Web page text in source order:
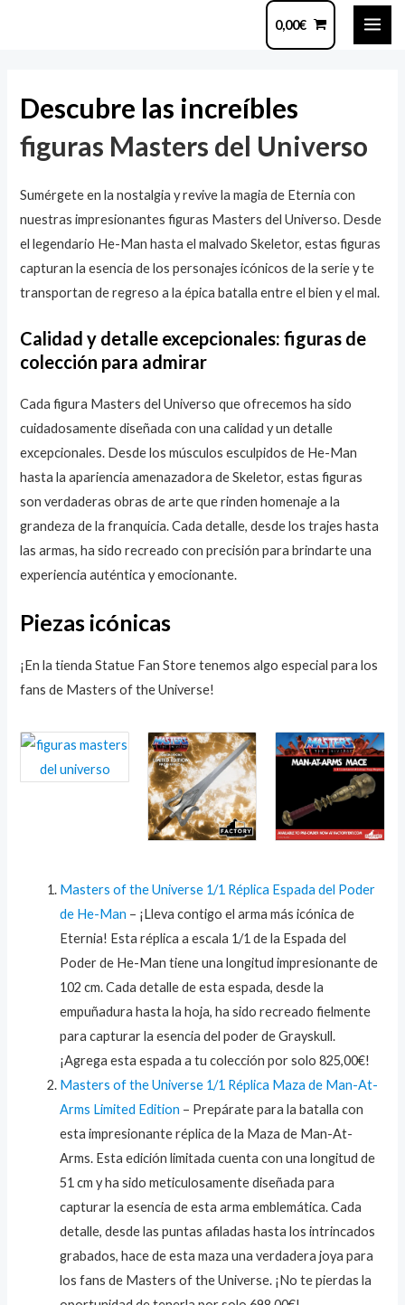
0,00€
Descubre las increíbles
figuras Masters del Universo
Sumérgete en la nostalgia y revive la magia de Eternia con
nuestras impresionantes figuras Masters del Universo. Desde
el legendario He-Man hasta el malvado Skeletor, estas figuras
capturan la esencia de los personajes icónicos de la serie y te
transportan de regreso a la épica batalla entre el bien y el mal.
Calidad y detalle excepcionales: figuras de
colección para admirar
Cada figura Masters del Universo que ofrecemos ha sido
cuidadosamente diseñada con una calidad y un detalle
excepcionales. Desde los músculos esculpidos de He-Man
hasta la apariencia amenazadora de Skeletor, estas figuras
son verdaderas obras de arte que rinden homenaje a la
grandeza de la franquicia. Cada detalle, desde los trajes hasta
las armas, ha sido recreado con precisión para brindarte una
experiencia auténtica y emocionante.
Piezas icónicas
¡En la tienda Statue Fan Store tenemos algo especial para los
fans de Masters of the Universe!
Masters of the Universe 1/1 Réplica Espada del Poder
de He-Man – ¡Lleva contigo el arma más icónica de
Eternia! Esta réplica a escala 1/1 de la Espada del
Poder de He-Man tiene una longitud impresionante de
102 cm. Cada detalle de esta espada, desde la
empuñadura hasta la hoja, ha sido recreado fielmente
para capturar la esencia del poder de Grayskull.
¡Agrega esta espada a tu colección por solo 825,00€!
Masters of the Universe 1/1 Réplica Maza de Man-At-
Arms Limited Edition – Prepárate para la batalla con
esta impresionante réplica de la Maza de Man-At-
Arms. Esta edición limitada cuenta con una longitud de
51 cm y ha sido meticulosamente diseñada para
capturar la esencia de esta arma emblemática. Cada
detalle, desde las puntas afiladas hasta los intrincados
grabados, hace de esta maza una verdadera joya para
los fans de Masters of the Universe. ¡No te pierdas la
entradas